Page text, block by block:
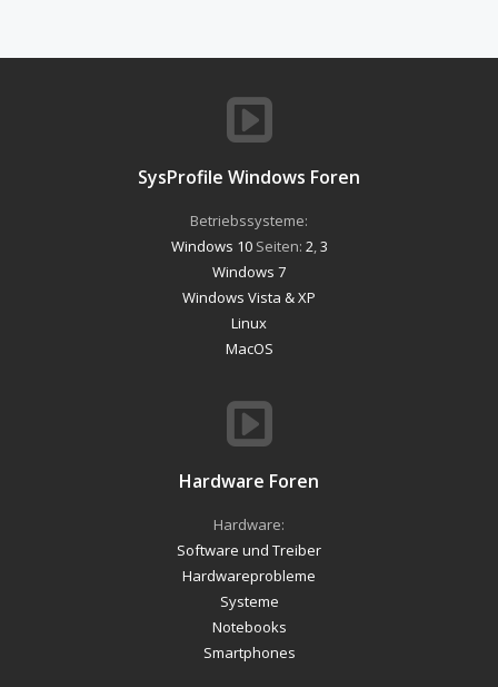
SysProfile Windows Foren
Betriebssysteme:
Windows 10Seiten: 2 3
Windows 7
Windows Vista & XP
Linux
MacOS
Hardware Foren
Hardware:
Software und Treiber
Hardwareprobleme
Systeme
Notebooks
Smartphones